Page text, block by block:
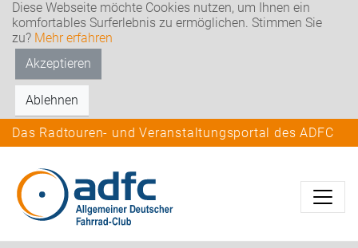
Diese Webseite möchte Cookies nutzen, um Ihnen ein
komfortables Surferlebnis zu ermöglichen. Stimmen Sie
zu? Mehr erfahren
Akzeptieren
Ablehnen
Das Radtouren- und Veranstaltungsportal des ADFC